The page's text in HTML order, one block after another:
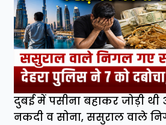
दुबई में पसीना बहाकर जोड़ी थी
नकदी व सोना, ससुराल वाले